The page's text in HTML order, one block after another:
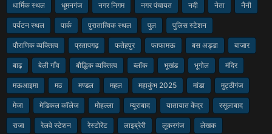
धार्मिक स्थल धूमनगंज नगर निगम नगर पंचायत नदी नेता नैनी
पर्यटन स्थल पार्क पुरातात्विक स्थल पुल पुलिस स्टेशन
पौराणिक व्यक्तित्व प्रतापगढ़ फतेहपुर फाफामऊ बस अड्डा बाजार
बाढ़ बेली गाँव बौद्धिक व्यक्तित्व ब्लॉक भूखंड भूगोल मंदिर
मऊआइमा मठ मण्डल महल महाकुंभ 2025 मांडा मुट्ठीगंज
मेजा मेडिकल कॉलेज मोहल्ला म्यूराबाद यातायात केंद्र रसूलाबाद
राजा रेलवे स्टेशन रेस्टोरेंट लाइब्रेरी लूकरगंज लेखक